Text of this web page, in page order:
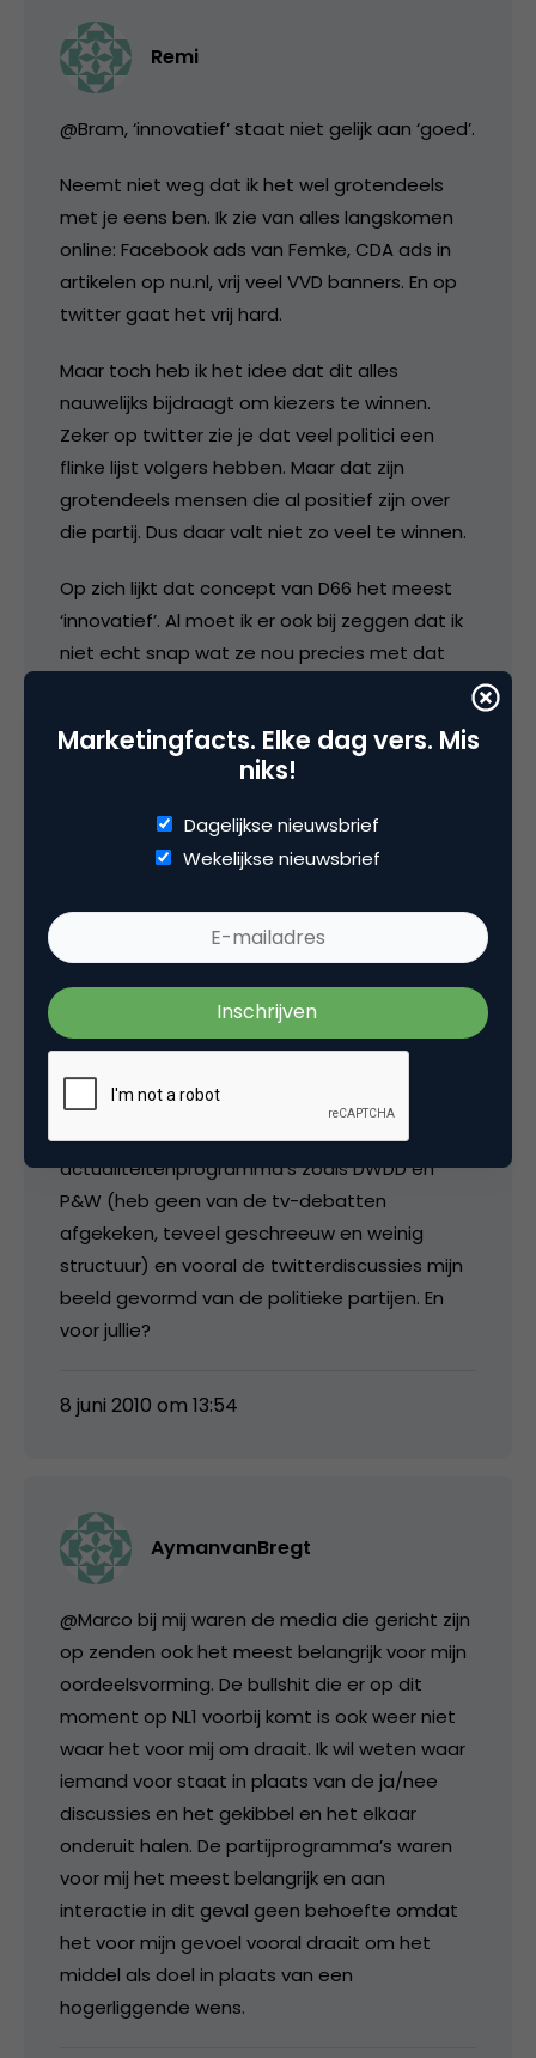
Remi
@Bram, ‘innovatief’ staat niet gelijk aan ‘goed’.
Neemt niet weg dat ik het wel grotendeels
met je eens ben. Ik zie van alles langskomen
online: Facebook ads van Femke, CDA ads in
artikelen op nu.nl, vrij veel VVD banners. En op
twitter gaat het vrij hard.
Maar toch heb ik het idee dat dit alles
nauwelijks bijdraagt om kiezers te winnen.
Zeker op twitter zie je dat veel politici een
flinke lijst volgers hebben. Maar dat zijn
grotendeels mensen die al positief zijn over
die partij. Dus daar valt niet zo veel te winnen.
Op zich lijkt dat concept van D66 het meest
‘innovatief’. Al moet ik er ook bij zeggen dat ik
niet echt snap wat ze nou precies met dat
8 juni 2010 om 10:06
politieke partij(en) jou hebben geraakt online.
We zijn vaak geneigd te gaan kijken wat een
politieke partij online doet maar vergeten te
kijken naar het effect. Als ik naar mijzelf kijk dan
hebben de krant (jawel), de
actualiteitenprogramma’s zoals DWDD en
P&W (heb geen van de tv-debatten
afgekeken, teveel geschreeuw en weinig
structuur) en vooral de twitterdiscussies mijn
beeld gevormd van de politieke partijen. En
voor jullie?
8 juni 2010 om 13:54
AymanvanBregt
@Marco bij mij waren de media die gericht zijn
op zenden ook het meest belangrijk voor mijn
oordeelsvorming. De bullshit die er op dit
moment op NL1 voorbij komt is ook weer niet
waar het voor mij om draait. Ik wil weten waar
iemand voor staat in plaats van de ja/nee
discussies en het gekibbel en het elkaar
onderuit halen. De partijprogramma’s waren
voor mij het meest belangrijk en aan
interactie in dit geval geen behoefte omdat
het voor mijn gevoel vooral draait om het
middel als doel in plaats van een
hogerliggende wens.
Marketingfacts. Elke dag vers. Mis
niks!
Dagelijkse nieuwsbrief
Wekelijkse nieuwsbrief